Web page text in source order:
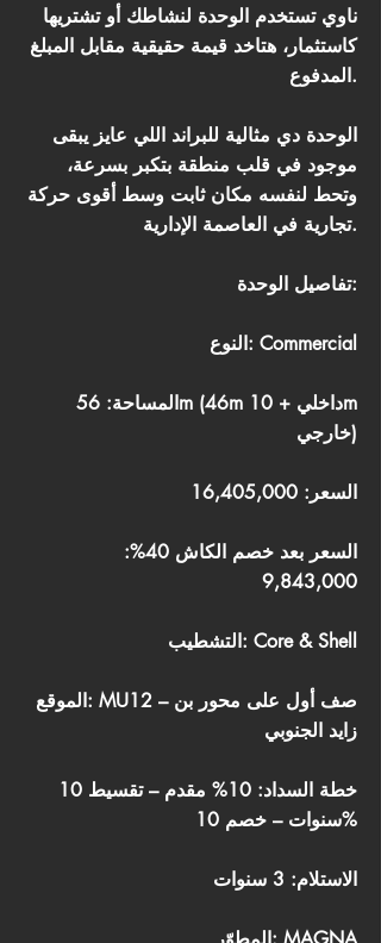
ناوي تستخدم الوحدة لنشاطك أو تشتريها
كاستثمار، هتاخد قيمة حقيقية مقابل المبلغ
المدفوع.
الوحدة دي مثالية للبراند اللي عايز يبقى
موجود في قلب منطقة بتكبر بسرعة،
وتحط لنفسه مكان ثابت وسط أقوى حركة
تجارية في العاصمة الإدارية.
تفاصيل الوحدة:
النوع: Commercial
المساحة: 56m (46m داخلي + 10m
خارجي)
السعر: 16,405,000
السعر بعد خصم الكاش 40%:
9,843,000
التشطيب: Core & Shell
الموقع: MU12 – صف أول على محور بن
زايد الجنوبي
خطة السداد: 10% مقدم – تقسيط 10
سنوات – خصم 10%
الاستلام: 3 سنوات